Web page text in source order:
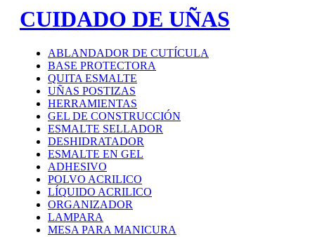
CUIDADO DE UÑAS
ABLANDADOR DE CUTÍCULA
BASE PROTECTORA
QUITA ESMALTE
UÑAS POSTIZAS
HERRAMIENTAS
GEL DE CONSTRUCCIÓN
ESMALTE SELLADOR
DESHIDRATADOR
ESMALTE EN GEL
ADHESIVO
POLVO ACRILICO
LÍQUIDO ACRILICO
ORGANIZADOR
LAMPARA
MESA PARA MANICURA